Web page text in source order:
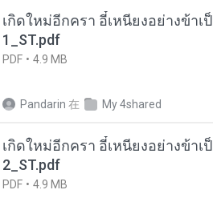
เกิดใหม่อีกครา อี๋เหนียงอย่างข้าเ
1_ST.pdf
PDF 4.9 MB
Pandarin 在 My 4shared
เกิดใหม่อีกครา อี๋เหนียงอย่างข้าเ
2_ST.pdf
PDF 4.9 MB